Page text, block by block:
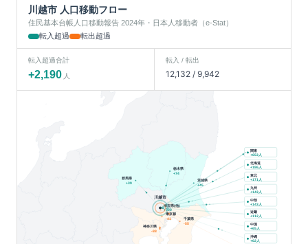
川越市 人口移動フロー
住民基本台帳人口移動報告 2024年・日本人移動者（e-Stat）
転入超過
転出超過
転入超過合計
+2,190 人
転入 / 転出
12,132/ 9,942
埼玉県(他)
+700
栃木県
+74
茨城県
+45
群馬県
+39
東京都
-41 千葉県
-55
神奈川県
-88
川越市
関東
+653人
北海道
+186人
東北
+171 人
九州
+143人
中部
+143人
近畿
+112人
中国
+65人
沖縄
+62人